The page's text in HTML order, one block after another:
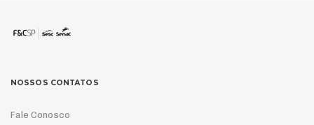
NOSSOS CONTATOS
Fale Conosco